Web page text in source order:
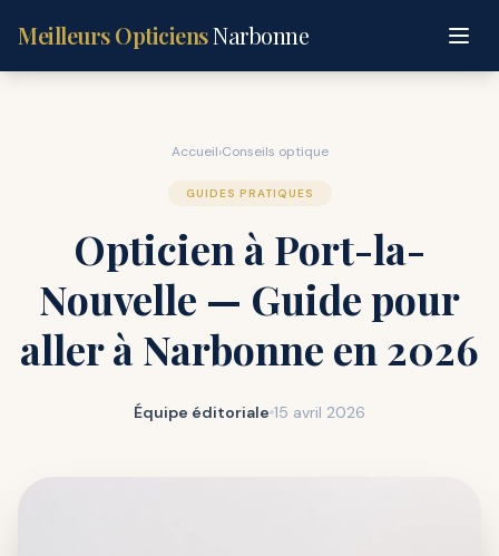
Meilleurs OpticiensNarbonne
Accueil›Conseils optique
GUIDES PRATIQUES
Opticien à Port-la-
Nouvelle — Guide pour
aller à Narbonne en 2026
Équipe éditoriale 15 avril 2026